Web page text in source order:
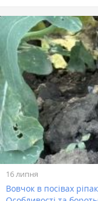
16 липня
Вовчок в посівах